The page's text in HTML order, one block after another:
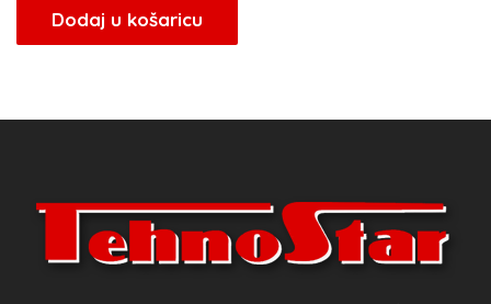
Dodaj u košaricu